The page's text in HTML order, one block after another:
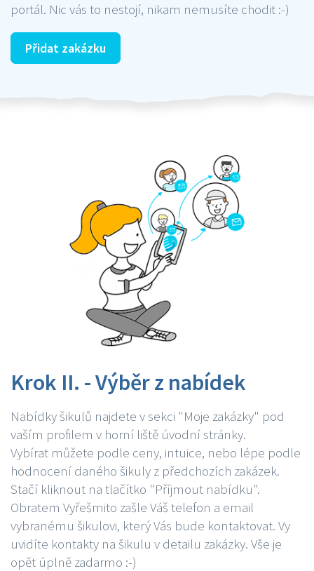
portál. Nic vás to nestojí, nikam nemusíte chodit :-)
Přidat zakázku
Krok II. - Výběr z nabídek
Nabídky šikulů najdete v sekci "Moje zakázky" pod
vaším profilem v horní liště úvodní stránky.
Vybírat můžete podle ceny, intuice, nebo lépe podle
hodnocení daného šikuly z předchozích zakázek.
Stačí kliknout na tlačítko "Příjmout nabídku".
Obratem Vyřešmito zašle Váš telefon a email
vybranému šikulovi, který Vás bude kontaktovat. Vy
uvidíte kontakty na šikulu v detailu zakázky. Vše je
opět úplně zadarmo :-)